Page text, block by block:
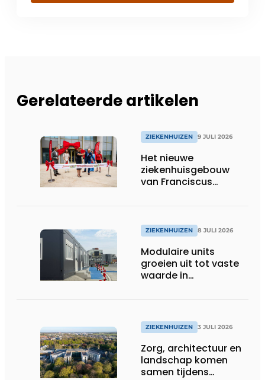
Gerelateerde artikelen
ZIEKENHUIZEN 9 JULI 2026
Het nieuwe
ziekenhuisgebouw
van Franciscus
ZIEKENHUIZEN 8 JULI 2026
Modulaire units
groeien uit tot vaste
waarde in
ZIEKENHUIZEN 3 JULI 2026
Zorg, architectuur en
landschap komen
samen tijdens